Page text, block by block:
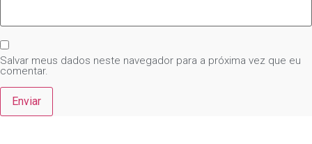
Salvar meus dados neste navegador para a próxima vez que eu
comentar.